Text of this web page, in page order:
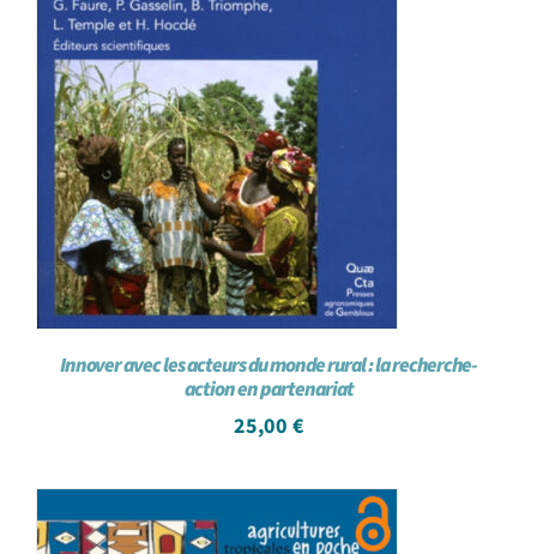
Innover avec les acteurs du monde rural : la recherche-
action en partenariat
25,00 €